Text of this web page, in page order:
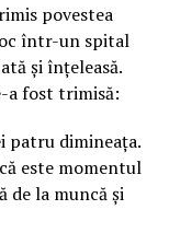
povestea
într-un spital
și înțeleasă.
a fost trimisă:
dimineața.
este momentul
de la muncă și